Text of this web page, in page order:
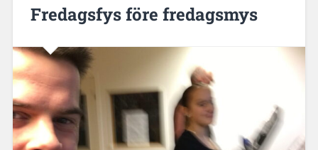
Fredagsfys före fredagsmys